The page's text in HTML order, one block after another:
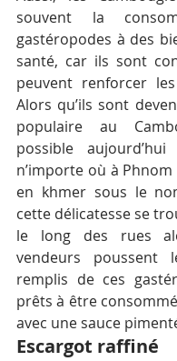
souvent la
gastéropodes à des
santé, car ils sont
peuvent renforcer
Alors qu’ils sont
populaire au
possible
n’importe où à
en khmer sous le
cette délicatesse se
le long des rues
vendeurs poussent
remplis de ces
prêts à être
avec une sauce
Escargot raffiné